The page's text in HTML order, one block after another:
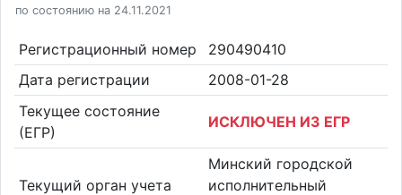
по состоянию на 24.11.2021
Регистрационный номер
290490410
Дата регистрации
2008-01-28
Текущее состояние
(ЕГР)
ИСКЛЮЧЕН ИЗ ЕГР
Текущий орган учета
Минский городской
исполнительный